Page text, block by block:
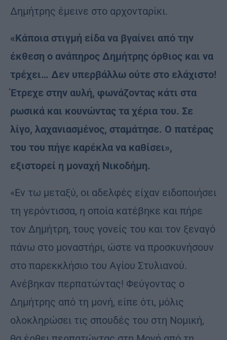
Δημήτρης έμεινε στο αρχονταρίκι.
«Κάποια στιγμή είδα να βγαίνει από την
έκθεση ο ανάπηρος Δημήτρης όρθιος και να
τρέχει… Δεν υπερβάλλω ούτε στο ελάχιστο!
Έτρεχε στην αυλή, φωνάζοντας κάτι στα
ρωσικά και κουνώντας τα χέρια του. Σε
λίγο, λαχανιασμένος, σταμάτησε. Ο πατέρας
του του πήγε καρέκλα να καθίσει»,
εξιστορεί η μοναχή Νικοδήμη.
«Εν τω μεταξύ, οι αδελφές είχαν ειδοποιήσει
τη γερόντισσα, η οποία κατέβηκε και πήρε
τον Δημήτρη, τους γονείς του και τον ξεναγό
πάνω στο μοναστήρι, ώστε να προσκυνήσουν
στο παρεκκλήσιο του Αγίου Στυλιανού.
Ανέβηκαν περπατώντας! Φεύγοντας ο
Δημήτρης από τη μονή, είπε ότι, μόλις
ολοκληρώσει τις σπουδές του στη Νομική,